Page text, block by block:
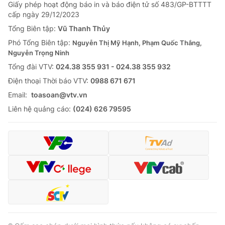
Sản phẩm
Thị trường
Tư vấn
Lịch phát sóng
Chuyên mục khác
Emagazine Podcast
Photo Infographic
Shorts video
VTV Money VTV Thể thao
VTV Sức khoẻ
Giấy phép hoạt động báo in và báo điện tử số 483/GP-BTTTT
cấp ngày 29/12/2023
Tổng Biên tập: Vũ Thanh Thủy
Phó Tổng Biên tập: Nguyễn Thị Mỹ Hạnh, Phạm Quốc Thắng,
Nguyễn Trọng Ninh
Tổng đài VTV: 024.38 355 931 - 024.38 355 932
Ðiện thoại Thời báo VTV: 0988 671 671
Email: toasoan@vtv.vn
Liên hệ quảng cáo: (024) 626 79595